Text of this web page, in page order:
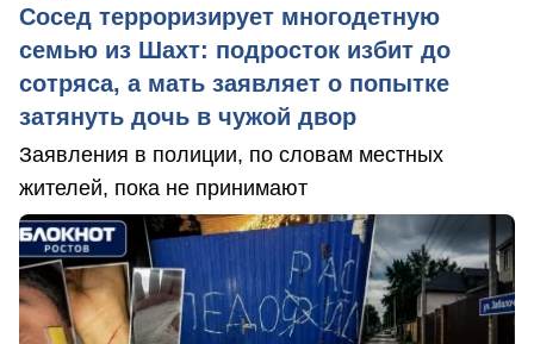
Сосед терроризирует многодетную
семью из Шахт: подросток избит до
сотряса, а мать заявляет о попытке
затянуть дочь в чужой двор
Заявления в полиции, по словам местных
жителей, пока не принимают